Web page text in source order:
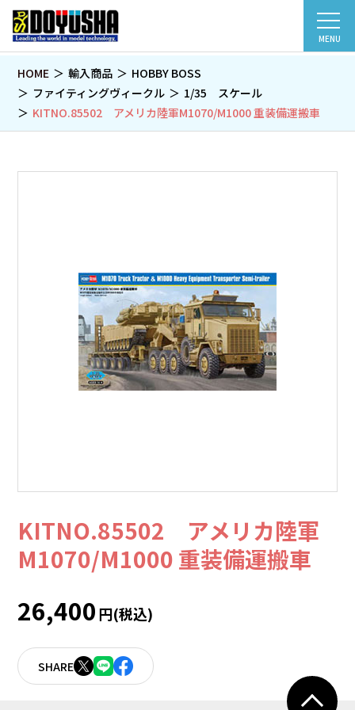
MENU
HOME 輸入商品
HOBBY BOSS
ファイティングヴィークル
1/35 スケール
KITNO.85502 アメリカ陸軍M1070/M1000 重装備運搬車
KITNO.85502 アメリカ陸軍
M1070/M1000 重装備運搬車
26,400円(税込)
SHARE